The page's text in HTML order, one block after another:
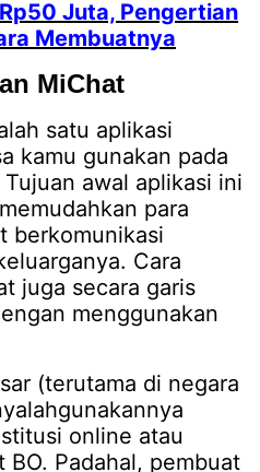
Juta, Pengertian
Membuatnya
MiChat
satu aplikasi
kamu gunakan pada
awal aplikasi ini
para
berkomunikasi
Cara
juga secara garis
menggunakan
(terutama di negara
online atau
Padahal, pembuat